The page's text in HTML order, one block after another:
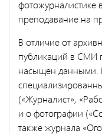
преподавание на
В отличие от
публикаций в СМИ
насыщен данными.
(«Журналист»,
и о фотографии
также журнала